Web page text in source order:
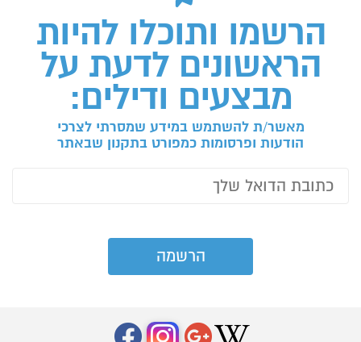
הרשמו ותוכלו להיות
הראשונים לדעת על
מבצעים ודילים:
מאשר/ת להשתמש במידע שמסרתי לצרכי
הודעות ופרסומות כמפורט בתקנון שבאתר